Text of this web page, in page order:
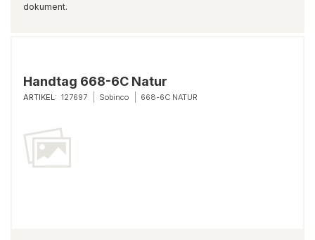
dokument.
Handtag 668-6C Natur
ARTIKEL: 127697 Sobinco 668-6C NATUR